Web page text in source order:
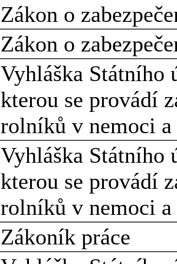
Zákon o
Zákon o
Vyhláška Státního
kterou se provádí
rolníků v nemoci a
Vyhláška Státního
kterou se provádí
rolníků v nemoci a
Zákoník práce